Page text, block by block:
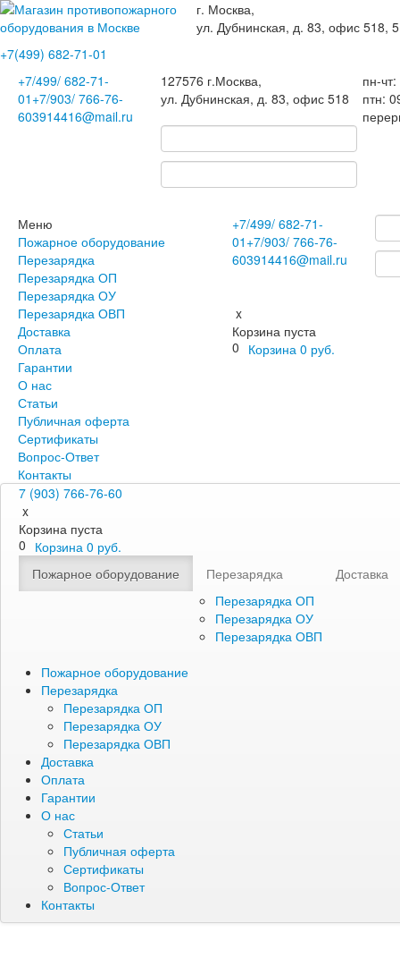
г. Москва,
ул. Дубнинская, д. 83, офис 518,
+7(499) 682-71-01
+7/499/ 682-71-
01 +7/903/ 766-76-
603914416@mail.ru
127576 г.Москва,
ул. Дубнинская, д. 83, офис 518
пн-
птн:
Меню
Пожарное оборудование
Перезарядка
Перезарядка ОП
Перезарядка ОУ
Перезарядка ОВП
Доставка
Оплата
Гарантии
О нас
Статьи
Публичная оферта
Сертификаты
Вопрос-Ответ
Контакты
+7/499/ 682-71-
01 +7/903/ 766-76-
603914416@mail.ru
x
Корзина пуста
0 Корзина 0 руб.
7 (903) 766-76-60
x
Корзина пуста
0 Корзина 0 руб.
Пожарное оборудование
Перезарядка
Перезарядка ОП
Перезарядка ОУ
Перезарядка ОВП
Доставка
Пожарное оборудование
Перезарядка
Перезарядка ОП
Перезарядка ОУ
Перезарядка ОВП
Доставка
Оплата
Гарантии
О нас
Статьи
Публичная оферта
Сертификаты
Вопрос-Ответ
Контакты